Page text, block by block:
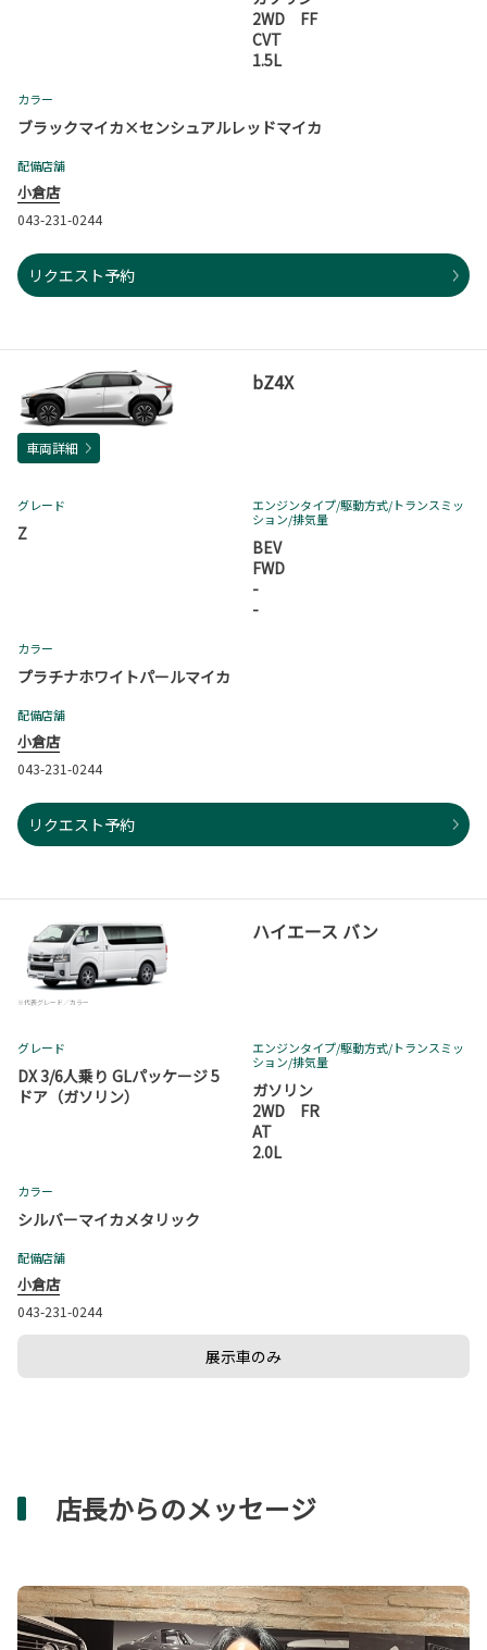
2WD FF
CVT
1.5L
カラー
ブラックマイカ×センシュアルレッドマイカ
配備店舗
小倉店
043-231-0244
リクエスト予約
bZ4X
車両詳細
グレード
Z
エンジンタイプ/駆動方式/トランスミッ
ション/排気量
BEV
FWD
-
-
カラー
プラチナホワイトパールマイカ
配備店舗
小倉店
043-231-0244
リクエスト予約
ハイエース バン
※代表グレード／カラー
グレード
DX 3/6人乗り GLパッケージ 5
ドア（ガソリン）
エンジンタイプ/駆動方式/トランスミッ
ション/排気量
ガソリン
2WD FR
AT
2.0L
カラー
シルバーマイカメタリック
配備店舗
小倉店
043-231-0244
展示車のみ
店長からのメッセージ